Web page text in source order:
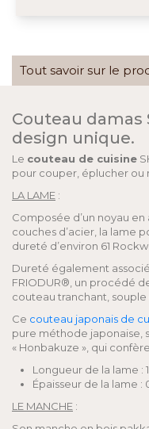
Tout savoir sur le
Couteau damas
design unique.
Le couteau de cuisine
pour couper, éplucher ou
LA LAME :
Composée d’un noyau
couches d’acier, la lame
dureté d’environ 61
Dureté également
FRIODUR®, un procédé
couteau tranchant, souple
Ce couteau japonais de
pure méthode japonaise,
« Honbakuze », qui
Longueur de la lame :
Épaisseur de la lame :
LE MANCHE :